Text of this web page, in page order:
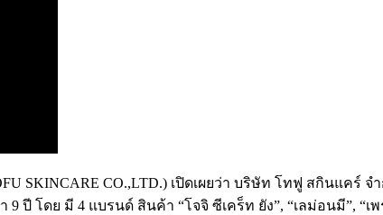
CO.,LTD.) เปิดเผยว่า บริษัท โทฟู สกินแคร์ จ
โดย มี 4 แบรนด์ สินค้า “โจจิ ซีเคร็ท ยัง”, “เลม่อนมี”, “เ